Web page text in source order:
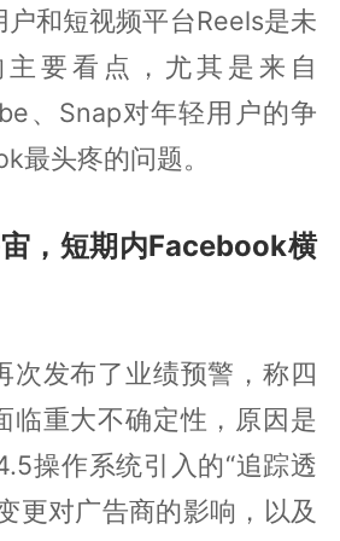
和短视频平台Reels是未
要看点，尤其是来自
、Snap对年轻用户的争
最头疼的问题。
，短期内Facebook横
次发布了业绩预警，称四
临重大不确定性，原因是
操作系统引入的“追踪透
更对广告商的影响，以及